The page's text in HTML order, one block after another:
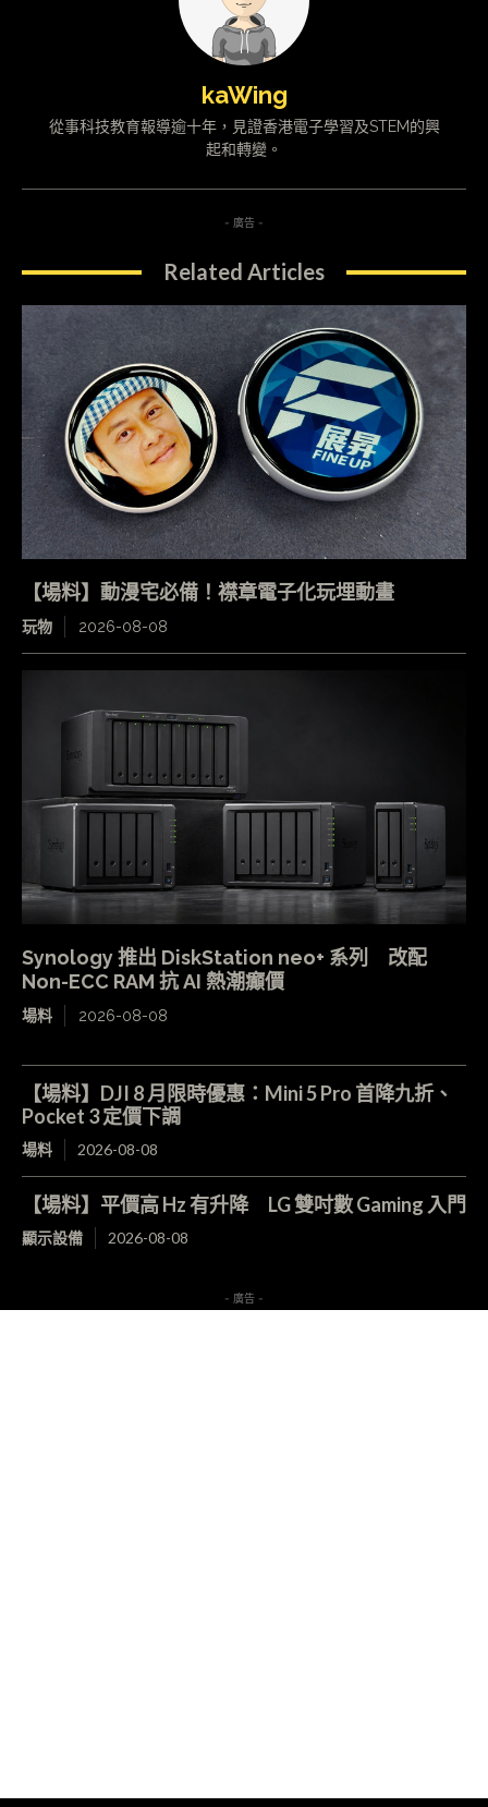
kaWing
從事科技教育報導逾十年，見證香港電子學習及STEM的興
起和轉變。
- 廣告 -
Related Articles
【場料】動漫宅必備！襟章電子化玩埋動畫
玩物 2026-08-08
Synology 推出 DiskStation neo+ 系列 改配
Non-ECC RAM 抗 AI 熱潮癲價
場料 2026-08-08
【場料】DJI 8 月限時優惠：Mini 5 Pro 首降九折、
Pocket 3 定價下調
場料 2026-08-08
【場料】平價高 Hz 有升降 LG 雙吋數 Gaming 入門
顯示設備 2026-08-08
- 廣告 -